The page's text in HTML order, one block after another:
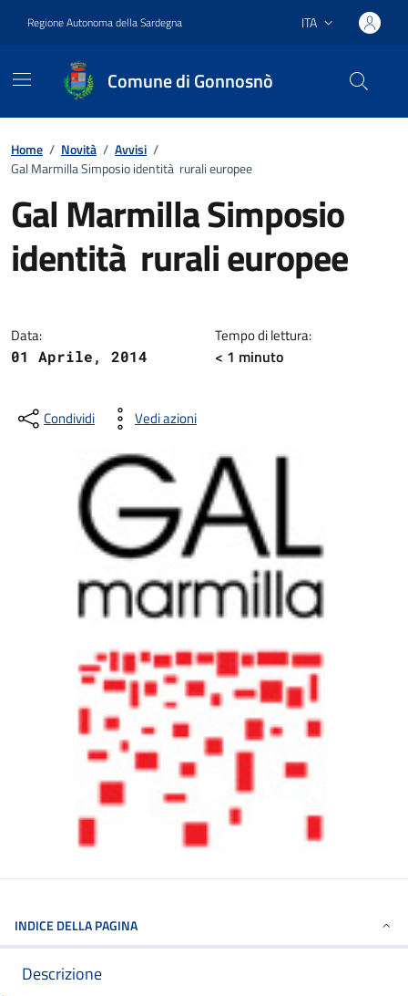
Regione Autonoma della Sardegna Lingua attiva:
ITA
Comune di Gonnosnò
Home / Novità / Avvisi /
Gal Marmilla Simposio identità rurali europee
Gal Marmilla Simposio
identità rurali europee
Data:
01 Aprile, 2014
Tempo di lettura:
< 1 minuto
Condividi Vedi azioni
INDICE DELLA PAGINA
Descrizione